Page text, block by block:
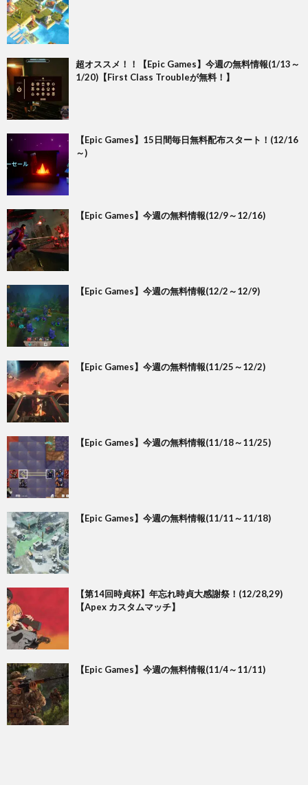
超オススメ！！【Epic Games】今週の無料情報(1/13～
1/20)【First Class Troubleが無料！】
【Epic Games】15日間毎日無料配布スタート！(12/16
～)
【Epic Games】今週の無料情報(12/9～12/16)
【Epic Games】今週の無料情報(12/2～12/9)
【Epic Games】今週の無料情報(11/25～12/2)
【Epic Games】今週の無料情報(11/18～11/25)
【Epic Games】今週の無料情報(11/11～11/18)
【第14回時貞杯】年忘れ時貞大感謝祭！(12/28,29)
【Apex カスタムマッチ】
【Epic Games】今週の無料情報(11/4～11/11)